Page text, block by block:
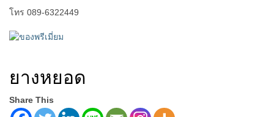
โทร 089-6322449
ยางหยอด
Share This